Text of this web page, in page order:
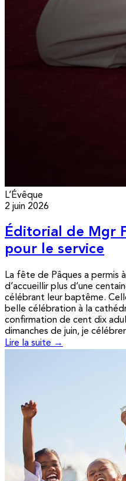
L’Évêque
2 juin 2026
Éditorial de Mgr
pour le service
La fête de Pâques a permis
d’accueillir plus d’une
célébrant leur baptême.
belle célébration à la
confirmation de cent dix
dimanches de juin, je
Lire la suite →